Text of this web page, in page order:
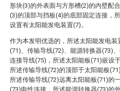
形块(3)的外表面与方形槽(2)的内壁配
(3)的顶部与挡板(4)的底部固定连接，
设置有太阳能发电装置(7)。
作为本发明优选的，所述太阳能发电装
(71)、传输导线(72)、能源转换器(73)
连接导线(75)，所述太阳能板(71)嵌设
所述传输导线(72)的顶部于太阳能板
所述传输导线(72)远离太阳能板(71)的
(73)电性连接，所述能源转换器(73)的